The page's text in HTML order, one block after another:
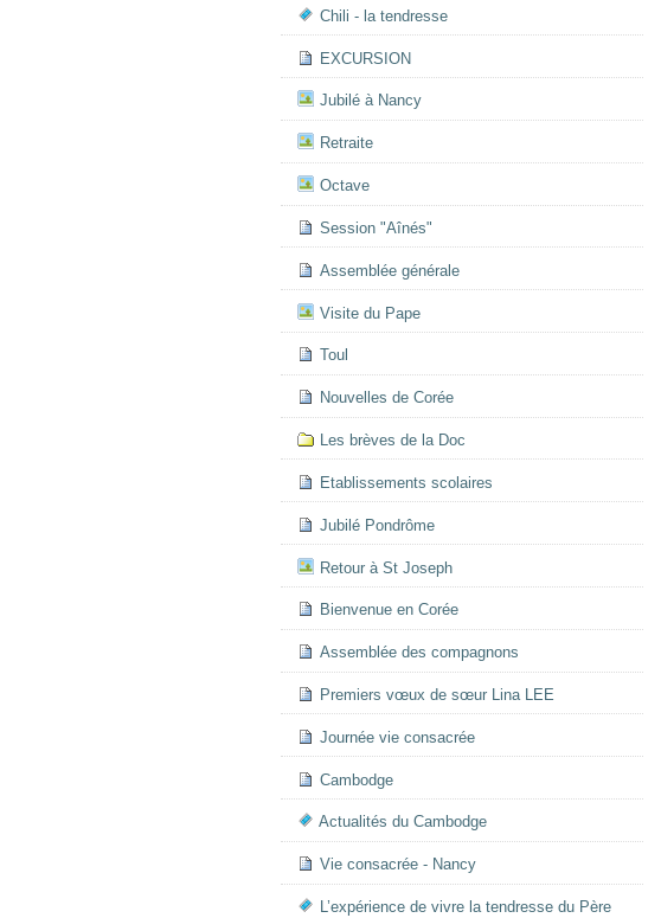
Chili - la tendresse
EXCURSION
Jubilé à Nancy
Retraite
Octave
Session "Aînés"
Assemblée générale
Visite du Pape
Toul
Nouvelles de Corée
Les brèves de la Doc
Etablissements scolaires
Jubilé Pondrôme
Retour à St Joseph
Bienvenue en Corée
Assemblée des compagnons
Premiers vœux de sœur Lina LEE
Journée vie consacrée
Cambodge
Actualités du Cambodge
Vie consacrée - Nancy
L’expérience de vivre la tendresse du Père